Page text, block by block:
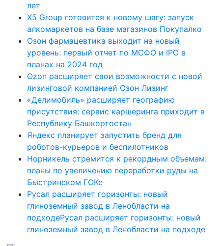
лет
X5 Group готовится к новому шагу: запуск
алкомаркетов на базе магазинов Покупалко
Озон фармацевтика выходит на новый
уровень: первый отчет по МСФО и IPO в
планах на 2024 год
Ozon расширяет свои возможности с новой
лизинговой компанией Озон Лизинг
«Делимобиль» расширяет географию
присутствия: сервис каршеринга приходит в
Республику Башкортостан
Яндекс планирует запустить бренд для
роботов-курьеров и беспилотников
Норникель стремится к рекордным объемам:
планы по увеличению переработки руды на
Быстринском ГОКе
Русал расширяет горизонты: новый
глиноземный завод в Ленобласти на
подходеРусал расширяет горизонты: новый
глиноземный завод в Ленобласти на подходе